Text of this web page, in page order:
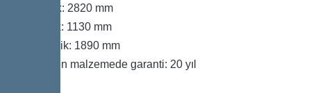
Uzunluk: 2820 mm
Genişlik: 1130 mm
Yükseklik: 1890 mm
Polietilen malzemede garanti: 20 yıl